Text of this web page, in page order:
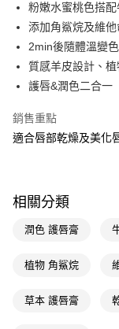
Apple Pay
街口支付
悠遊付
便利好安心！
１．簡單：不需註冊會
２．便利：只要手機
３．安心：先確認商品
【「AFTEE先享後付
結帳頁面，進行簡訊認
２．訂單成立數日內
每筆NT$65，滿
付款後全家取貨
粉嫩水蜜桃色搭
添加角鯊烷及維他
2min後隨體溫變
質感羊皮設計、
護唇&潤色二合一
銷售重點
適合唇部乾燥及美化
相關分類
潤色 護唇膏
植物 角鯊烷
草本 護唇膏